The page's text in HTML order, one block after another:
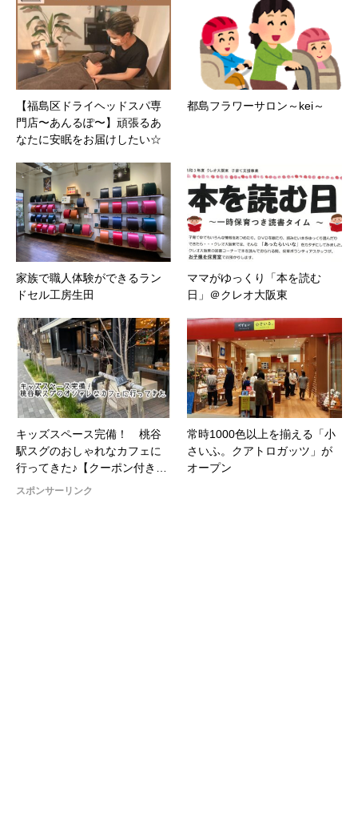
【福島区ドライヘッドスパ専
門店〜あんるぽ〜】頑張るあ
なたに安眠をお届けしたい☆
都島フラワーサロン～kei～
家族で職人体験ができるラン
ドセル工房生田
ママがゆっくり「本を読む
日」＠クレオ大阪東
キッズスペース完備！ 桃谷
駅スグのおしゃれなカフェに
行ってきた♪【クーポン付き…
常時1000色以上を揃える「小
さいふ。クアトロガッツ」が
オープン
スポンサーリンク